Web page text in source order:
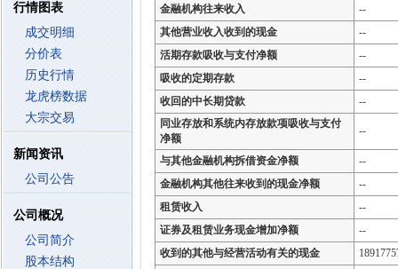
行情图表
成交明细
分价表
历史行情
龙虎榜数据
大宗交易
新闻资讯
公司公告
公司概况
公司简介
股本结构
金融机构往来收入
--
其他营业收入收到的现金
--
活期存款吸收与支付净额
--
吸收的定期存款
--
收回的中长期贷款
--
同业存放和系统内存放款项吸收与支付
净额
--
与其他金融机构拆借资金净额
--
金融机构其他往来收到的现金净额
--
租赁收入
--
证券及租赁业务现金增加净额
--
收到的其他与经营活动有关的现金